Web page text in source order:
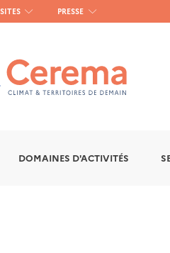
SITES PRESSE
DOMAINES D'ACTIVITÉS